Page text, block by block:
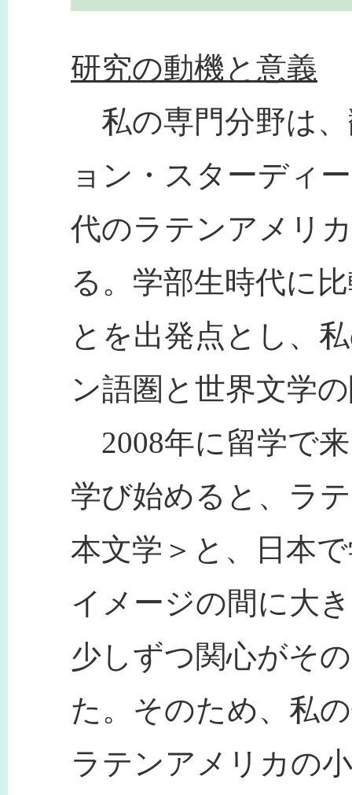
研究の動機と意義
私の専門分野は
ョン・スターディ
代のラテンアメリ
る。学部生時代に
とを出発点とし、
ン語圏と世界文学
2008年に留学で
学び始めると、ラ
本文学＞と、日本
イメージの間に大
少しずつ関心がそ
た。そのため、私
ラテンアメリカの